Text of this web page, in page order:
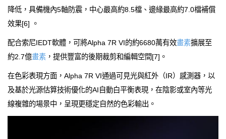
降低，具備機內5軸防震，中心最高約8.5檔、邊緣最高約7.0檔補償
效果[6] 。
配合索尼IEDT軟體，可將Alpha 7R VI的約6680萬有效畫素擴展至
約2.7億畫素 ，提供豐富的後期裁剪和編輯空間[7]。
在色彩表現方面，Alpha 7R VI通過可見光與紅外（IR）感測器，以
及基於光源估算技術優化的AI自動白平衡表現，在陰影或室內等光
線複雜的場景中，呈現更穩定自然的色彩輸出。